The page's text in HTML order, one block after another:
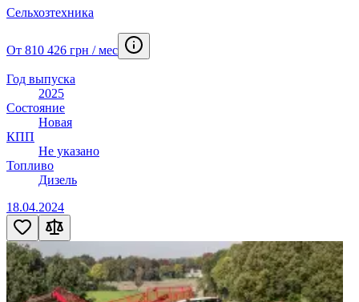
Хэтчбек133
Экскаватор-погрузчик
Сельхозтехника
От 810 426 грн / мес
Год выпуска
2025
Состояние
Новая
КПП
Не указано
Топливо
Дизель
18.04.2024